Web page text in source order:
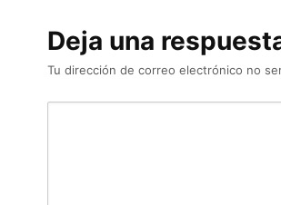
Deja una
Tu dirección de correo electrónico no